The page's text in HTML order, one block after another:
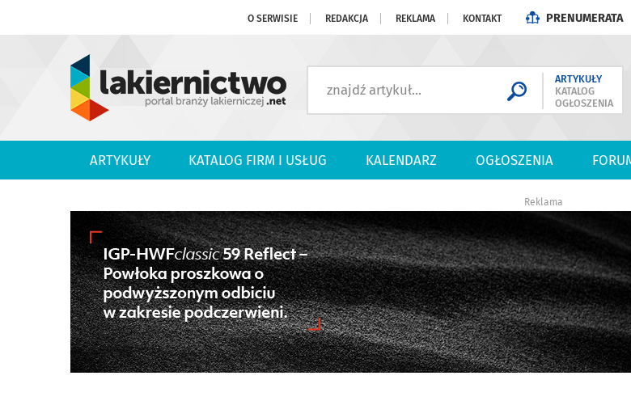
O SERWISIE REDAKCJA REKLAMA KONTAKT PRENUMERATA
ARTYKUŁY
KATALOG
OGŁOSZENIA
ARTYKUŁY KATALOG FIRM I USŁUG KALENDARZ OGŁOSZENIA
Reklama